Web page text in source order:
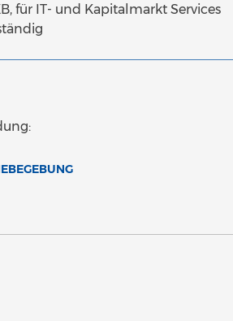
für IT- und Kapitalmarkt Services